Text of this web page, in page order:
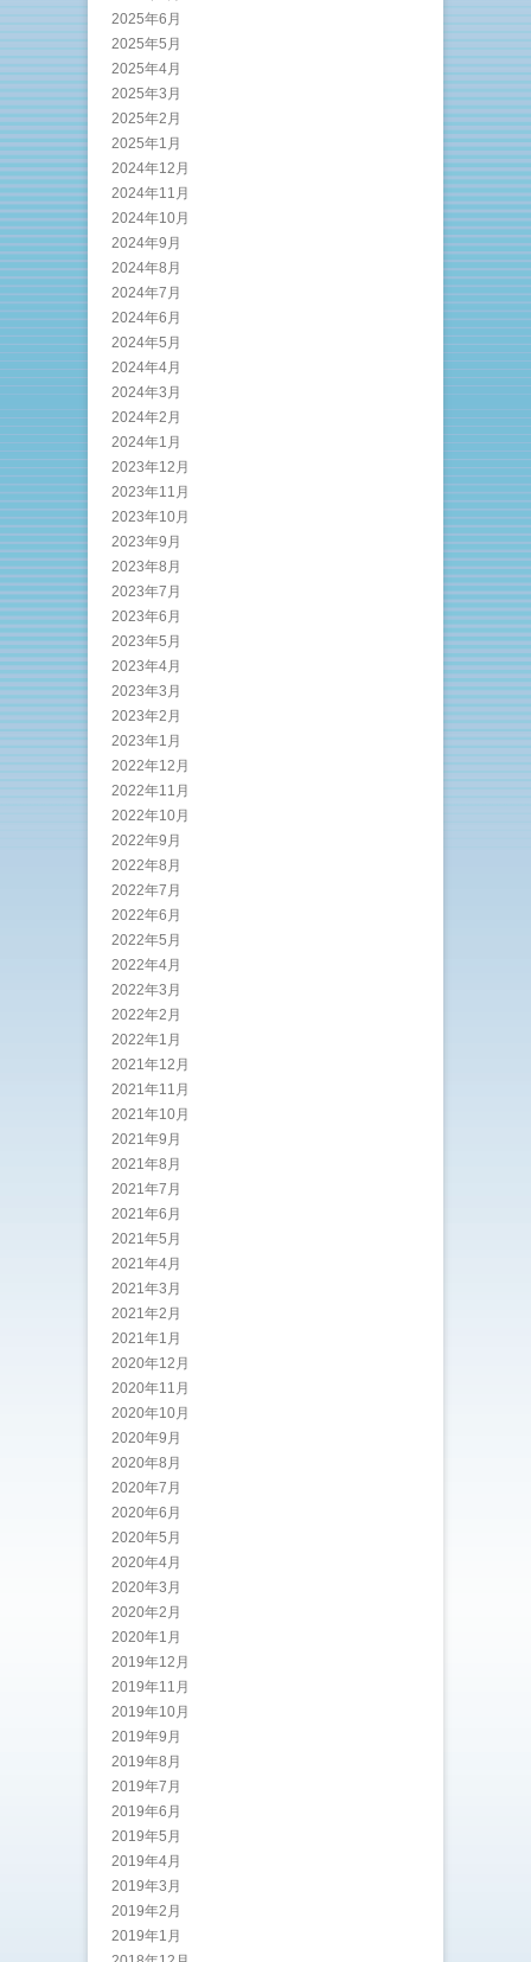
2025年6月
2025年5月
2025年4月
2025年3月
2025年2月
2025年1月
2024年12月
2024年11月
2024年10月
2024年9月
2024年8月
2024年7月
2024年6月
2024年5月
2024年4月
2024年3月
2024年2月
2024年1月
2023年12月
2023年11月
2023年10月
2023年9月
2023年8月
2023年7月
2023年6月
2023年5月
2023年4月
2023年3月
2023年2月
2023年1月
2022年12月
2022年11月
2022年10月
2022年9月
2022年8月
2022年7月
2022年6月
2022年5月
2022年4月
2022年3月
2022年2月
2022年1月
2021年12月
2021年11月
2021年10月
2021年9月
2021年8月
2021年7月
2021年6月
2021年5月
2021年4月
2021年3月
2021年2月
2021年1月
2020年12月
2020年11月
2020年10月
2020年9月
2020年8月
2020年7月
2020年6月
2020年5月
2020年4月
2020年3月
2020年2月
2020年1月
2019年12月
2019年11月
2019年10月
2019年9月
2019年8月
2019年7月
2019年6月
2019年5月
2019年4月
2019年3月
2019年2月
2019年1月